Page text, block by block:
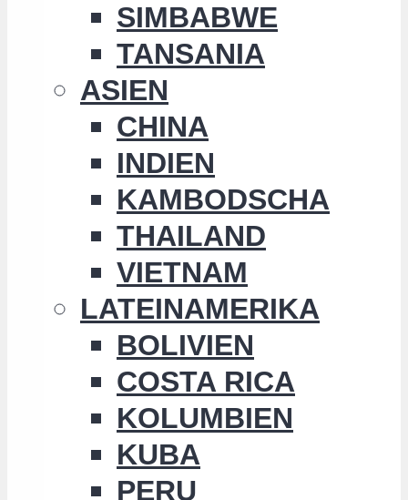
SIMBABWE
TANSANIA
ASIEN
CHINA
INDIEN
KAMBODSCHA
THAILAND
VIETNAM
LATEINAMERIKA
BOLIVIEN
COSTA RICA
KOLUMBIEN
KUBA
PERU